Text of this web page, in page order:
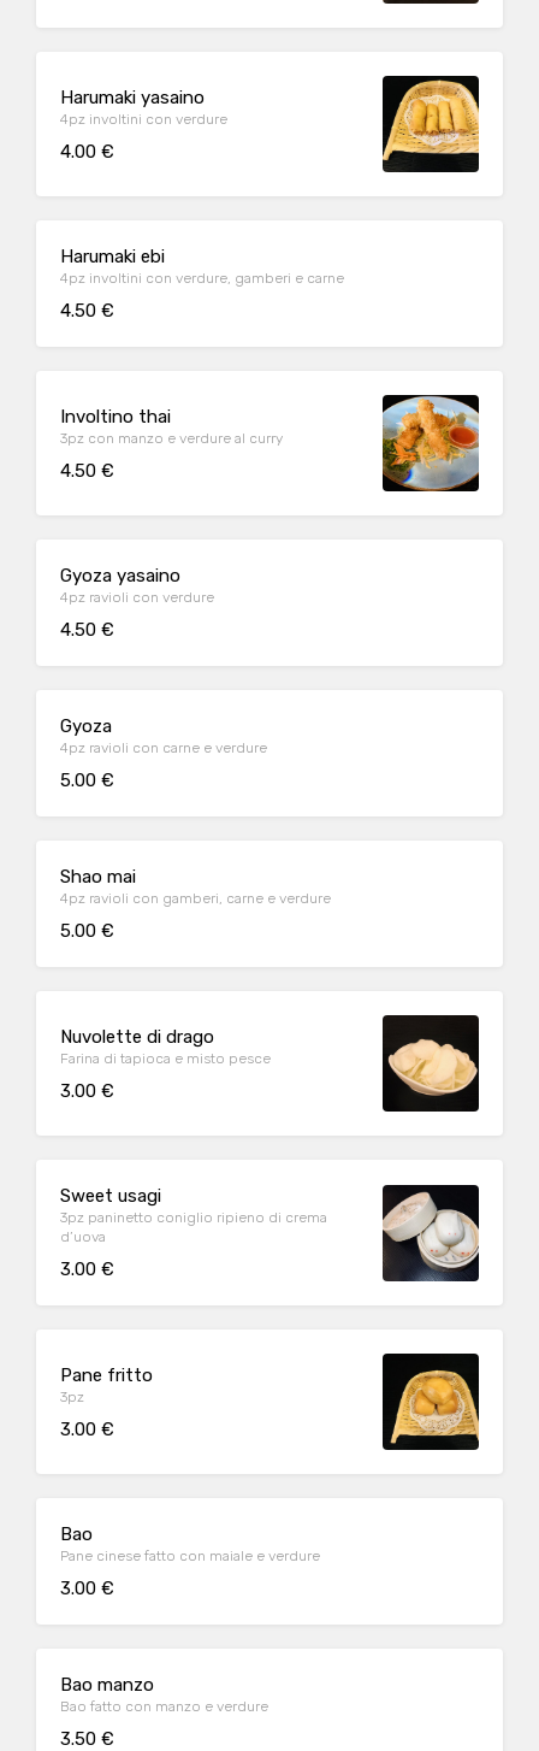
Harumaki yasaino
4pz involtini con verdure
4.00 €
Harumaki ebi
4pz involtini con verdure, gamberi e carne
4.50 €
Involtino thai
3pz con manzo e verdure al curry
4.50 €
Gyoza yasaino
4pz ravioli con verdure
4.50 €
Gyoza
4pz ravioli con carne e verdure
5.00 €
Shao mai
4pz ravioli con gamberi, carne e verdure
5.00 €
Nuvolette di drago
Farina di tapioca e misto pesce
3.00 €
Sweet usagi
3pz paninetto coniglio ripieno di crema
d’uova
3.00 €
Pane fritto
3pz
3.00 €
Bao
Pane cinese fatto con maiale e verdure
3.00 €
Bao manzo
Bao fatto con manzo e verdure
3.50 €